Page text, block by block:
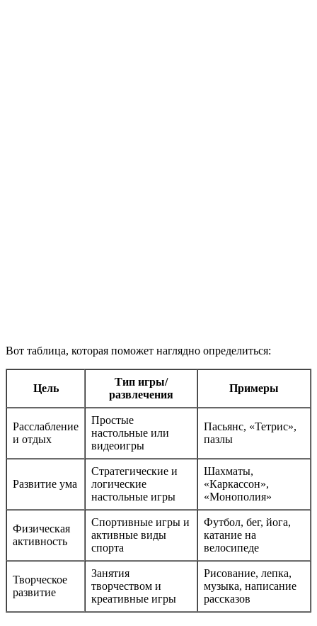
Вот таблица, которая поможет наглядно определиться:
Цель
Тип игры/
развлечения
Примеры
Расслабление
и отдых
Простые
настольные или
видеоигры
Пасьянс, «Тетрис»,
пазлы
Развитие ума
Стратегические и
логические
настольные игры
Шахматы,
«Каркассон»,
«Монополия»
Физическая
активность
Спортивные игры и
активные виды
спорта
Футбол, бег, йога,
катание на
велосипеде
Творческое
развитие
Занятия
творчеством и
креативные игры
Рисование, лепка,
музыка, написание
рассказов